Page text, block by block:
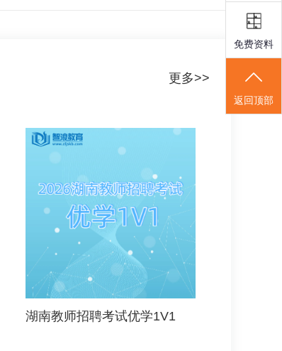
更多>>
湖南教师招聘考试优学1V1
免费资料
返回顶部